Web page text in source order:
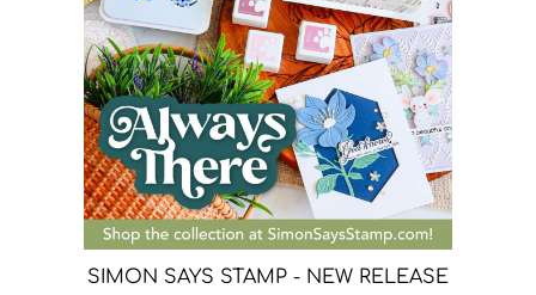
SIMON SAYS STAMP - NEW RELEASE